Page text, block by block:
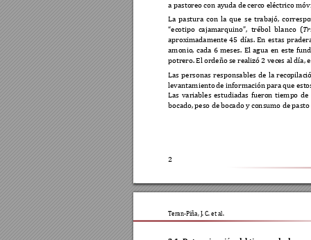
2
a pastoreo con ayuda de cerco eléctrico
La pastura con la que se trabajó,
“ecotipo cajamarquino”, trébol blanco (
aproximadamente 45 días. En estas
amonio, cada 6 meses. El agua en este
potrero. El ordeño se realizó 2 veces al día,
Las personas responsables de la
levantamiento de información para que est
Las variables estudiadas fueron tiempo de
bocado, peso de bocado y consumo de
Teran-Piña, J. C. et al.